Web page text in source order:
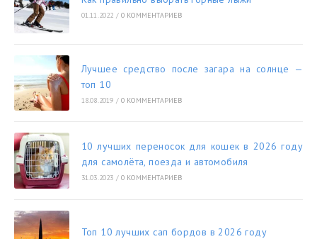
01.11.2022 / 0 КОММЕНТАРИЕВ
Лучшее средство после загара на солнце —
топ 10
18.08.2019 / 0 КОММЕНТАРИЕВ
10 лучших переносок для кошек в 2026 году
для самолёта, поезда и автомобиля
31.03.2023 / 0 КОММЕНТАРИЕВ
Топ 10 лучших сап бордов в 2026 году